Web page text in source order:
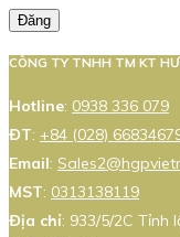
Đăng
CÔNG TY TNHH TM KT
Hotline: 0938 336 079
ĐT: +84 (028)
Email:
MST: 0313138119
Địa chỉ: 933/5/2C Tỉnh